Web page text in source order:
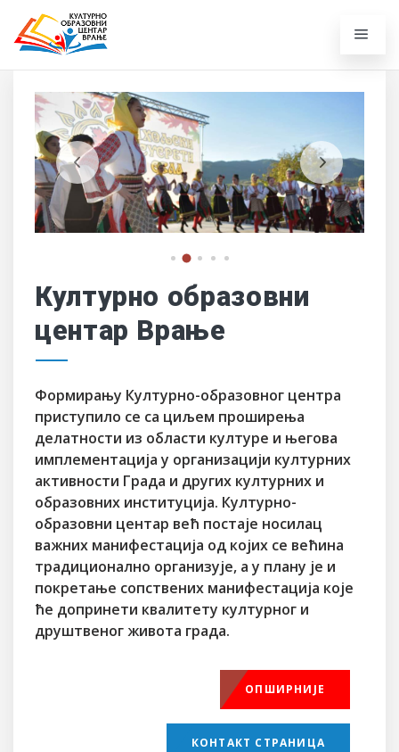
Културно образовни
центар Врање
Формирању Културно-образовног центра
приступило се са циљем проширења
делатности из области културе и његова
имплементација у организацији културних
активности Града и других културних и
образовних институција. Културно-
образовни центар већ постаје носилац
важних манифестација од којих се већина
традиционално организује, а у плану је и
покретање сопствених манифестација које
ће допринети квалитету културног и
друштвеног живота града.
ОПШИРНИЈЕ
КОНТАКТ СТРАНИЦА